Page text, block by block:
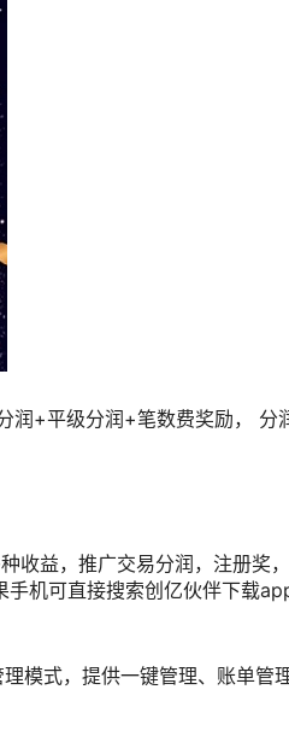
润+平级分润+笔数费奖励， 分
收益，推广交易分润，注册奖
机可直接搜索创亿伙伴下载app
模式，提供一键管理、账单管理